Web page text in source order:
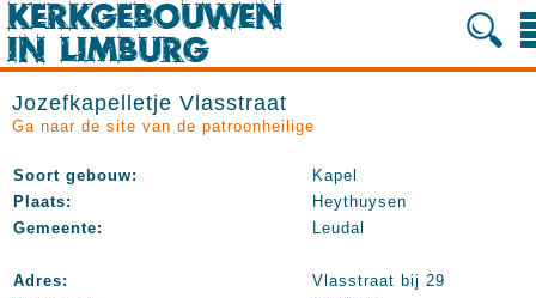
Jozefkapelletje Vlasstraat
Ga naar de site van de patroonheilige
Soort gebouw:
Kapel
Plaats:
Heythuysen
Gemeente:
Leudal
Adres:
Vlasstraat bij 29